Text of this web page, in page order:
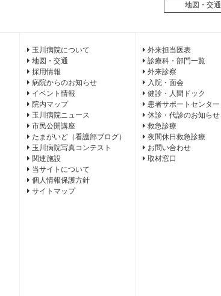
地図・交通
玉川病院について
地図・交通
採用情報
病院からのお知らせ
イベント情報
院内マップ
玉川病院ニュース
市民公開講座
たまがいど（看護部ブログ）
玉川病院写真コンテスト
関連施設
当サイトについて
個人情報保護方針
サイトマップ
外来担当医表
診療科・部門一覧
外来診察
入院・面会
健診・人間ドック
患者サポートセンター
休診・代診のお知らせ
救急診療
夜間休日救急診療
お問い合わせ
取材窓口